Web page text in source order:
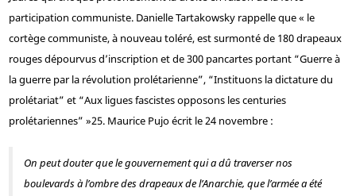
participation communiste. Danielle Tartakowsky rappelle que « le
cortège communiste, à nouveau toléré, est surmonté de 180 drapeaux
rouges dépourvus d’inscription et de 300 pancartes portant “Guerre à
la guerre par la révolution prolétarienne”, “Instituons la dictature du
prolétariat” et “Aux ligues fascistes opposons les centuries
prolétariennes” »25. Maurice Pujo écrit le 24 novembre :
On peut douter que le gouvernement qui a dû traverser nos
boulevards à l’ombre des drapeaux de l’Anarchie, que l’armée a été